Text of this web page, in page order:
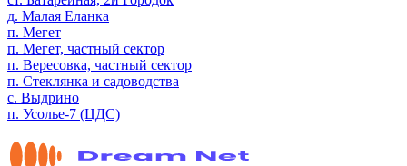
д. Малая Еланка
п. Мегет
п. Мегет, частный сектор
п. Вересовка, частный сектор
п. Стеклянка и садоводства
с. Выдрино
п. Усолье-7 (ЦДС)